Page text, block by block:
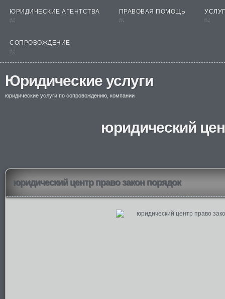
ЮРИДИЧЕСКИЕ АГЕНТСТВА
nt
ПРАВОВАЯ ПОМОЩЬ
nt
nt
СОПРОВОЖДЕНИЕ
nt
Юридические услуги
юридические услуги по сопровождению, компании
юридический
юридический центр право закон порядок